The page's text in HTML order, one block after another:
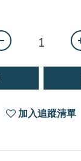
加入追蹤清單